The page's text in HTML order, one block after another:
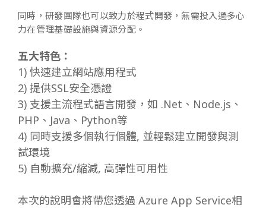
同時，研發團隊也可以致力於程式開發，無需投入過多心
力在管理基礎設施與資源分配。
五大特色：
1) 快速建立網站應用程式
2) 提供SSL安全憑證
3) 支援主流程式語言開發，如 .Net、Node.js、
PHP、Java、Python等
4) 同時支援多個執行個體, 並輕鬆建立開發與測
試環境
5) 自動擴充/縮減, 高彈性可用性
本次的說明會將帶您透過 Azure App Service相